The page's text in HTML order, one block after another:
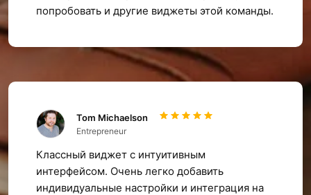
попробовать и другие виджеты этой команды.
Tom Michaelson
Entrepreneur
Классный виджет с интуитивным
интерфейсом. Очень легко добавить
индивидуальные настройки и интеграция на